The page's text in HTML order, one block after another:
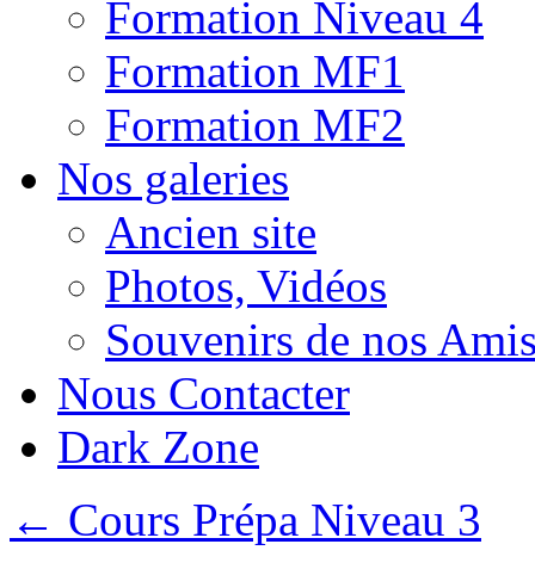
Formation Niveau 4
Formation MF1
Formation MF2
Nos galeries
Ancien site
Photos, Vidéos
Souvenirs de nos
Nous Contacter
Dark Zone
← Cours Prépa Niveau 3